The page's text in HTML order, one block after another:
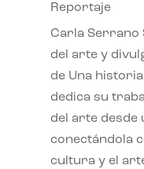
Reportaje
Carla Serrano
del arte y
de Una
dedica su
del arte desde
conectándola
cultura y el